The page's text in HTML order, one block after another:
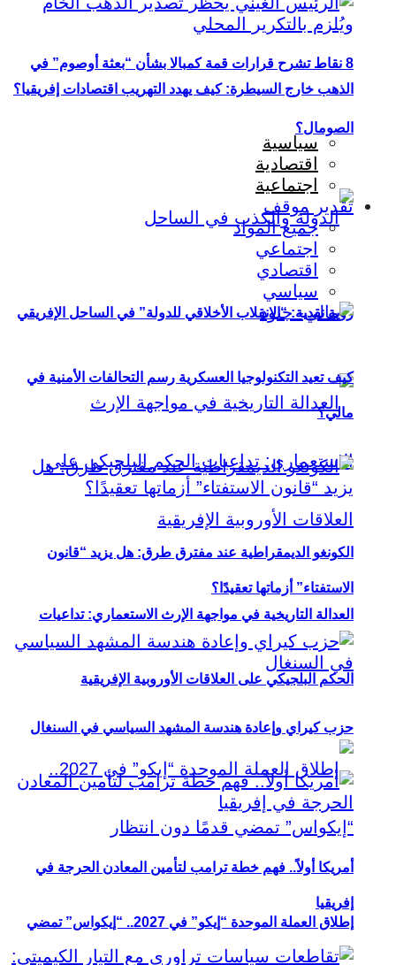
8 نقاط تشرح قرارات قمة كمبالا بشأن “بعثة أوصوم” في
الصومال؟
رؤية نقدية: “الانقلاب الأخلاقي للدولة” في الساحل الإفريقي
العدالة التاريخية في مواجهة الإرث الاستعماري: تداعيات
الحكم البلجيكي على العلاقات الأوروبية الإفريقية
إطلاق العملة الموحدة “إيكو” في 2027.. “إيكواس” تمضي
الذهب خارج السيطرة: كيف يهدد التهريب اقتصادات إفريقيا؟
سياسية
اقتصادية
اجتماعية
تقدير موقف
جميع المواد
اجتماعي
اقتصادي
سياسي
كيف تعيد التكنولوجيا العسكرية رسم التحالفات الأمنية في
مالي؟
الكونغو الديمقراطية عند مفترق طرق: هل يزيد “قانون
الاستفتاء” أزماتها تعقيدًا؟
حزب كيراي وإعادة هندسة المشهد السياسي في السنغال
أمريكا أولاً.. فهم خطة ترامب لتأمين المعادن الحرجة في
إفريقيا